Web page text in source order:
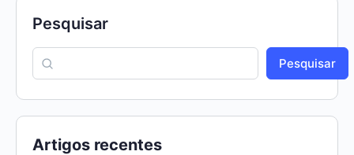
Pesquisar
Pesquisar
Artigos recentes